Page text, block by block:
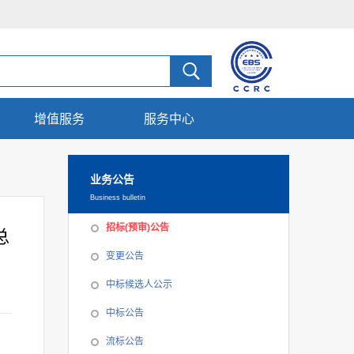
增值服务 服务中心
业务公告
Business bulletin
招标(预审)公告
变更公告
中标候选人公示
中标公告
流标公告